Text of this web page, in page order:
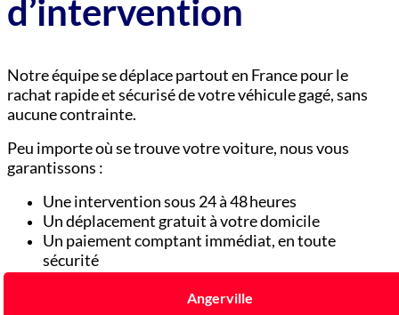
d’intervention
Notre équipe se déplace partout en France pour le
rachat rapide et sécurisé de votre véhicule gagé, sans
aucune contrainte.
Peu importe où se trouve votre voiture, nous vous
garantissons :
Une intervention sous 24 à 48 heures
Un déplacement gratuit à votre domicile
Un paiement comptant immédiat, en toute
sécurité
Angerville